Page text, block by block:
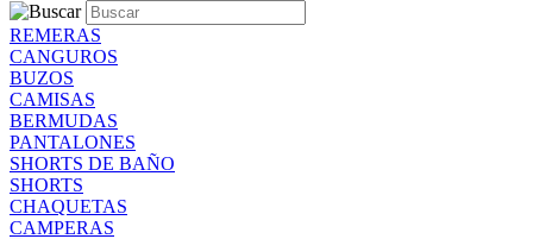
REMERAS
CANGUROS
BUZOS
CAMISAS
BERMUDAS
PANTALONES
SHORTS DE BAÑO
SHORTS
CHAQUETAS
CAMPERAS